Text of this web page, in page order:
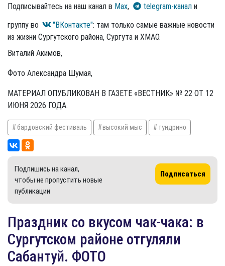
Подписывайтесь на наш канал в Max, telegram-канал и
группу во
"ВКонтакте": там только самые важные новости
из жизни Сургутского района, Сургута и ХМАО.
Виталий Акимов,
Фото Александра Шумая,
МАТЕРИАЛ ОПУБЛИКОВАН В ГАЗЕТЕ «ВЕСТНИК» № 22 ОТ 12
ИЮНЯ 2026 ГОДА.
бардовский фестиваль высокий мыс тундрино
Подпишись на канал,
чтобы не пропустить новые
публикации
Подписаться
​Праздник со вкусом чак-чака: в
Сургутском районе отгуляли
Сабантуй. ФОТО